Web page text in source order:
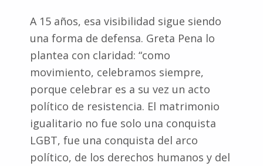
A 15 años, esa visibilidad sigue siendo
una forma de defensa. Greta Pena lo
plantea con claridad: “como
movimiento, celebramos siempre,
porque celebrar es a su vez un acto
político de resistencia. El matrimonio
igualitario no fue solo una conquista
LGBT, fue una conquista del arco
político, de los derechos humanos y del